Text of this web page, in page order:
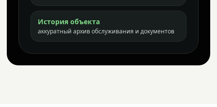
История объекта
аккуратный архив обслуживания и документов